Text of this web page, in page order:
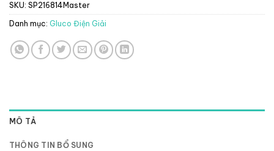
SKU: SP216814Master
Danh mục: Gluco Điện Giải
MÔ TẢ
THÔNG TIN BỔ SUNG